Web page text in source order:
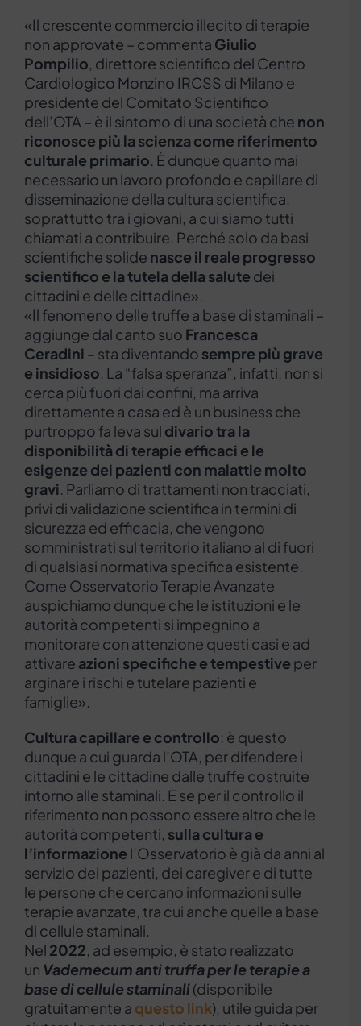
«Il crescente commercio illecito di terapie
non approvate – commenta Giulio
Pompilio, direttore scientifico del Centro
Cardiologico Monzino IRCSS di Milano e
presidente del Comitato Scientifico
dell’OTA – è il sintomo di una società che non
riconosce più la scienza come riferimento
culturale primario. È dunque quanto mai
necessario un lavoro profondo e capillare di
disseminazione della cultura scientifica,
soprattutto tra i giovani, a cui siamo tutti
chiamati a contribuire. Perché solo da basi
scientifiche solide nasce il reale progresso
scientifico e la tutela della salute dei
cittadini e delle cittadine».
«Il fenomeno delle truffe a base di staminali –
aggiunge dal canto suo Francesca
Ceradini – sta diventando sempre più grave
e insidioso. La “falsa speranza”, infatti, non si
cerca più fuori dai confini, ma arriva
direttamente a casa ed è un business che
purtroppo fa leva sul divario tra la
disponibilità di terapie efficaci e le
esigenze dei pazienti con malattie molto
gravi. Parliamo di trattamenti non tracciati,
privi di validazione scientifica in termini di
sicurezza ed efficacia, che vengono
somministrati sul territorio italiano al di fuori
di qualsiasi normativa specifica esistente.
Come Osservatorio Terapie Avanzate
auspichiamo dunque che le istituzioni e le
autorità competenti si impegnino a
monitorare con attenzione questi casi e ad
attivare azioni specifiche e tempestive per
arginare i rischi e tutelare pazienti e
famiglie».
Cultura capillare e controllo: è questo
dunque a cui guarda l’OTA, per difendere i
cittadini e le cittadine dalle truffe costruite
intorno alle staminali. E se per il controllo il
riferimento non possono essere altro che le
autorità competenti, sulla cultura e
l’informazione l’Osservatorio è già da anni al
servizio dei pazienti, dei caregiver e di tutte
le persone che cercano informazioni sulle
terapie avanzate, tra cui anche quelle a base
di cellule staminali.
Nel 2022, ad esempio, è stato realizzato
un Vademecum anti truffa per le terapie a
base di cellule staminali(disponibile
gratuitamente a questo link), utile guida per